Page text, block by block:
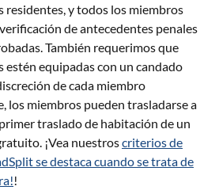
residentes, y todos los miembros
de antecedentes penales
También requerimos que
estén equipadas con un candado
de cada miembro
los miembros pueden trasladarse a
traslado de habitación de un
¡Vea nuestroscriterios de
se destaca cuando se trata de
!